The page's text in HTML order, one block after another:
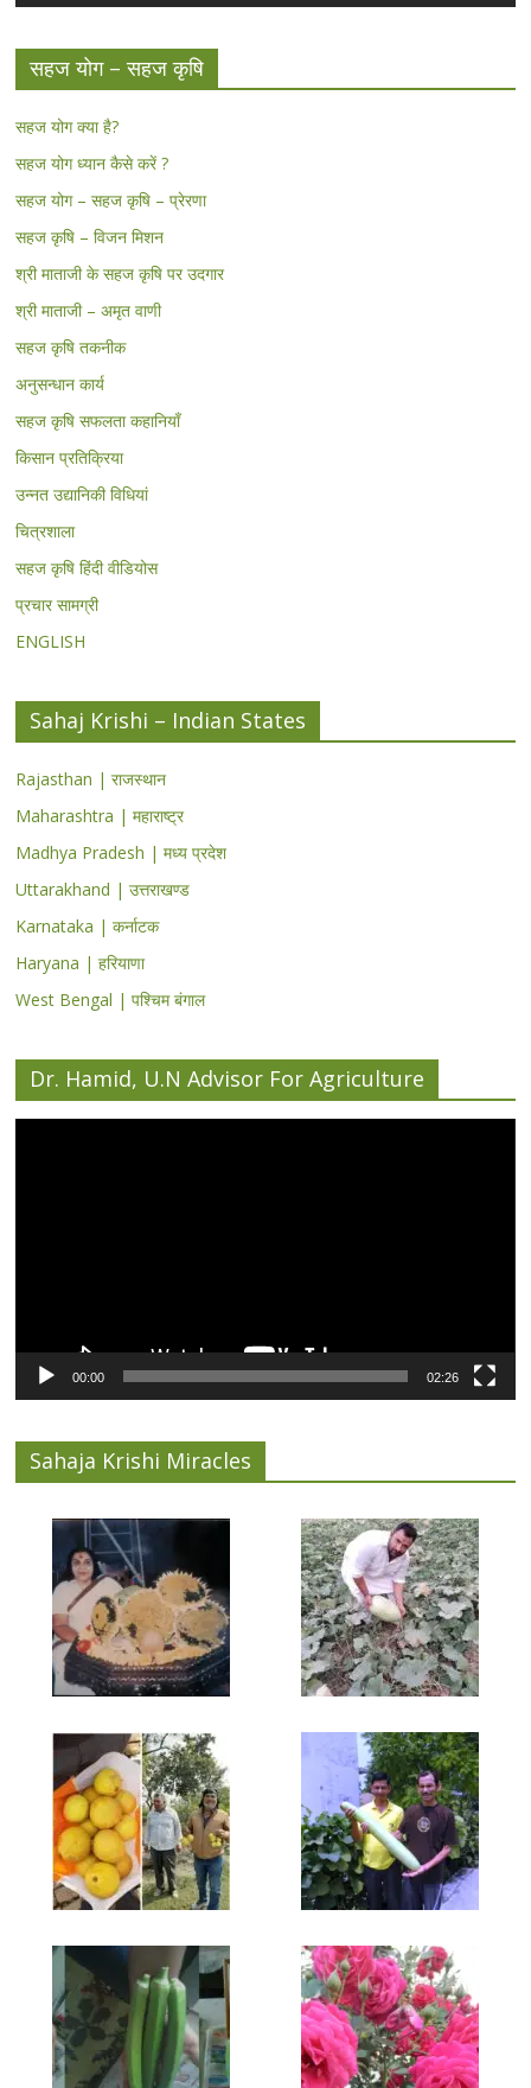
सहज योग – सहज कृषि
सहज योग क्या है?
सहज योग ध्यान कैसे करें ?
सहज योग – सहज कृषि – प्रेरणा
सहज कृषि – विजन मिशन
श्री माताजी के सहज कृषि पर उदगार
श्री माताजी – अमृत वाणी
सहज कृषि तकनीक
अनुसन्धान कार्य
सहज कृषि सफलता कहानियाँ
किसान प्रतिक्रिया
उन्नत उद्यानिकी विधियां
चित्रशाला
सहज कृषि हिंदी वीडियोस
प्रचार सामग्री
ENGLISH
Sahaj Krishi – Indian States
Rajasthan | राजस्थान
Maharashtra | महाराष्ट्र
Madhya Pradesh | मध्य प्रदेश
Uttarakhand | उत्तराखण्ड
Karnataka | कर्नाटक
Haryana | हरियाणा
West Bengal | पश्चिम बंगाल
Dr. Hamid, U.N Advisor For Agriculture
00:00 02:26
Sahaja Krishi Miracles